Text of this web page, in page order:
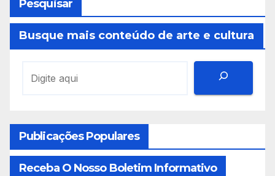
Pesquisar
Busque mais conteúdo de arte e cultura
Publicações Populares
Receba O Nosso Boletim Informativo